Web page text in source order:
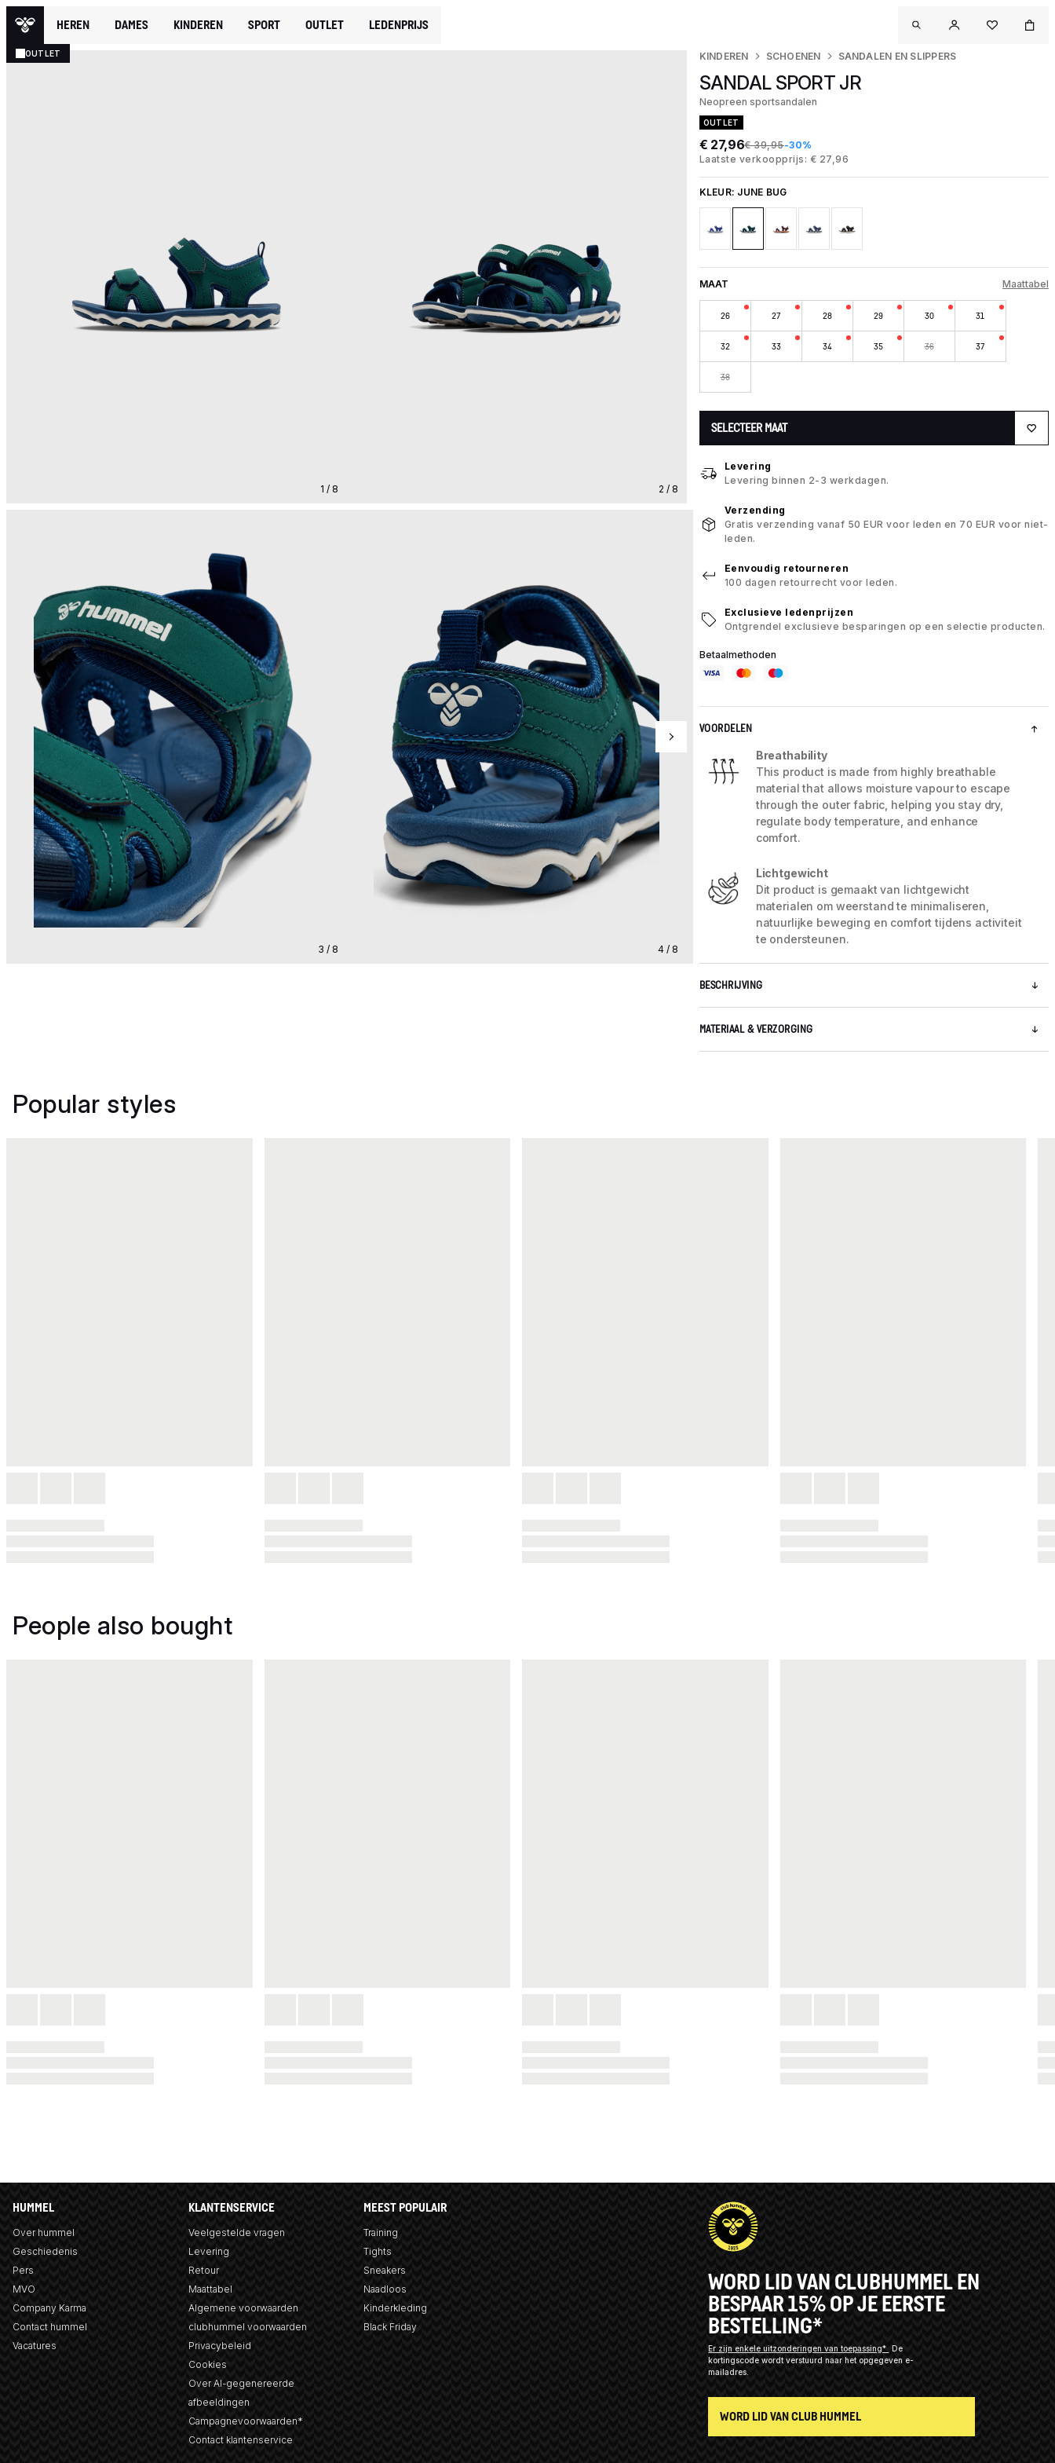
HEREN DAMES KINDEREN SPORT OUTLET LEDENPRIJS
OUTLET
1 / 8 2 / 8
3 / 8 4 / 8
KINDEREN SCHOENEN SANDALEN EN SLIPPERS
SANDAL SPORT JR
Neopreen sportsandalen
OUTLET
€ 27,96€ 39,95-30%
Laatste verkoopprijs: € 27,96
KLEUR: JUNE BUG
MAAT Maattabel
26 27 28 29 30 31
32 33 34 35 36 37
38
SELECTEER MAAT
Levering
Levering binnen 2-3 werkdagen.
Verzending
Gratis verzending vanaf 50 EUR voor leden en 70 EUR voor niet-
leden.
Eenvoudig retourneren
100 dagen retourrecht voor leden.
Exclusieve ledenprijzen
Ontgrendel exclusieve besparingen op een selectie producten.
Betaalmethoden
VOORDELEN
Breathability
This product is made from highly breathable
material that allows moisture vapour to escape
through the outer fabric, helping you stay dry,
regulate body temperature, and enhance
comfort.
Lichtgewicht
Dit product is gemaakt van lichtgewicht
materialen om weerstand te minimaliseren,
natuurlijke beweging en comfort tijdens activiteit
te ondersteunen.
BESCHRIJVING
MATERIAAL & VERZORGING
Popular styles
People also bought
HUMMEL
Over hummel
Geschiedenis
Pers
MVO
Company Karma
Contact hummel
Vacatures
KLANTENSERVICE
Veelgestelde vragen
Levering
Retour
Maattabel
Algemene voorwaarden
clubhummel voorwaarden
Privacybeleid
Cookies
Over AI-gegenereerde
afbeeldingen
Campagnevoorwaarden*
Contact klantenservice
MEEST POPULAIR
Training
Tights
Sneakers
Naadloos
Kinderkleding
Black Friday
WORD LID VAN CLUBHUMMEL EN
BESPAAR 15% OP JE EERSTE
BESTELLING*
Er zijn enkele uitzonderingen van toepassing*
De
kortingscode wordt verstuurd naar het opgegeven e-
mailadres.
WORD LID VAN CLUB HUMMEL